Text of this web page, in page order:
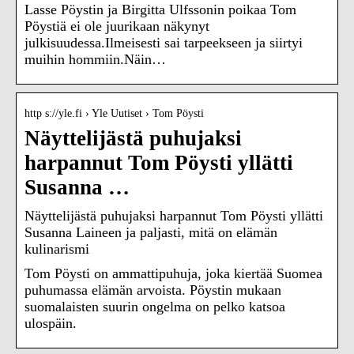
Lasse Pöystin ja Birgitta Ulfssonin poikaa Tom
Pöystiä ei ole juurikaan näkynyt
julkisuudessa.Ilmeisesti sai tarpeekseen ja siirtyi
muihin hommiin.Näin…
http s://yle.fi › Yle Uutiset › Tom Pöysti
Näyttelijästä puhujaksi
harpannut Tom Pöysti yllätti
Susanna …
Näyttelijästä puhujaksi harpannut Tom Pöysti yllätti
Susanna Laineen ja paljasti, mitä on elämän
kulinarismi
Tom Pöysti on ammattipuhuja, joka kiertää Suomea
puhumassa elämän arvoista. Pöystin mukaan
suomalaisten suurin ongelma on pelko katsoa
ulospäin.